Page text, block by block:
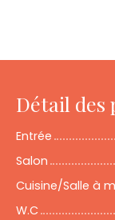
Détail des
Entrée
Salon
Cuisine/Salle à
W.C